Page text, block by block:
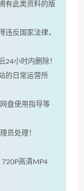
有此类资料的版
违反国家法律，
24小时内删除！
的日常运营所
盘使用指导等
员处理！
720P高清MP4